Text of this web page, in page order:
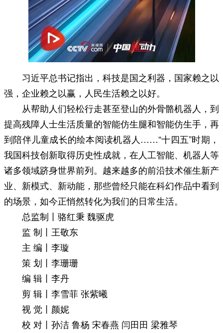
习近平总书记指出，科技是国之利器，国家赖之以
强，企业赖之以赢，人民生活赖之以好。
从帮助人们轻松行走甚至登山的外骨骼机器人，到
提高残障人士生活质量的智能仿生腿和智能仿生手，再
到陪伴儿童成长的绘本阅读机器人……“十四五”时期，
我国科技创新取得历史性成就，在人工智能、机器人等
诸多领域跻身世界前列。越来越多的前沿技术催生新产
业、新模式、新动能，那些曾经只能在科幻作品中看到
的场景，如今正悄然转化为我们的日常生活。
总监制丨骆红秉 魏驱虎
监 制丨王敬东
主 编丨李璇
策 划丨李珊珊
编 辑丨李丹
剪 辑丨李雪菲 张紫曦
视 觉丨颜妮
校 对丨孙洁 鲁杨 宋春燕 闫田田 梁雅琴